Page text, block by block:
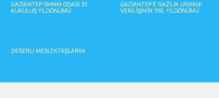
GAZİANTEP SMMM ODASI 31.
KURULUŞ YILDÖNÜMÜ
GAZİANTEP’E GAZİLİK UNVANI
VERİLİŞİNİN 100. YILDÖNÜMÜ
DEĞERLİ MESLEKTAŞLARIM